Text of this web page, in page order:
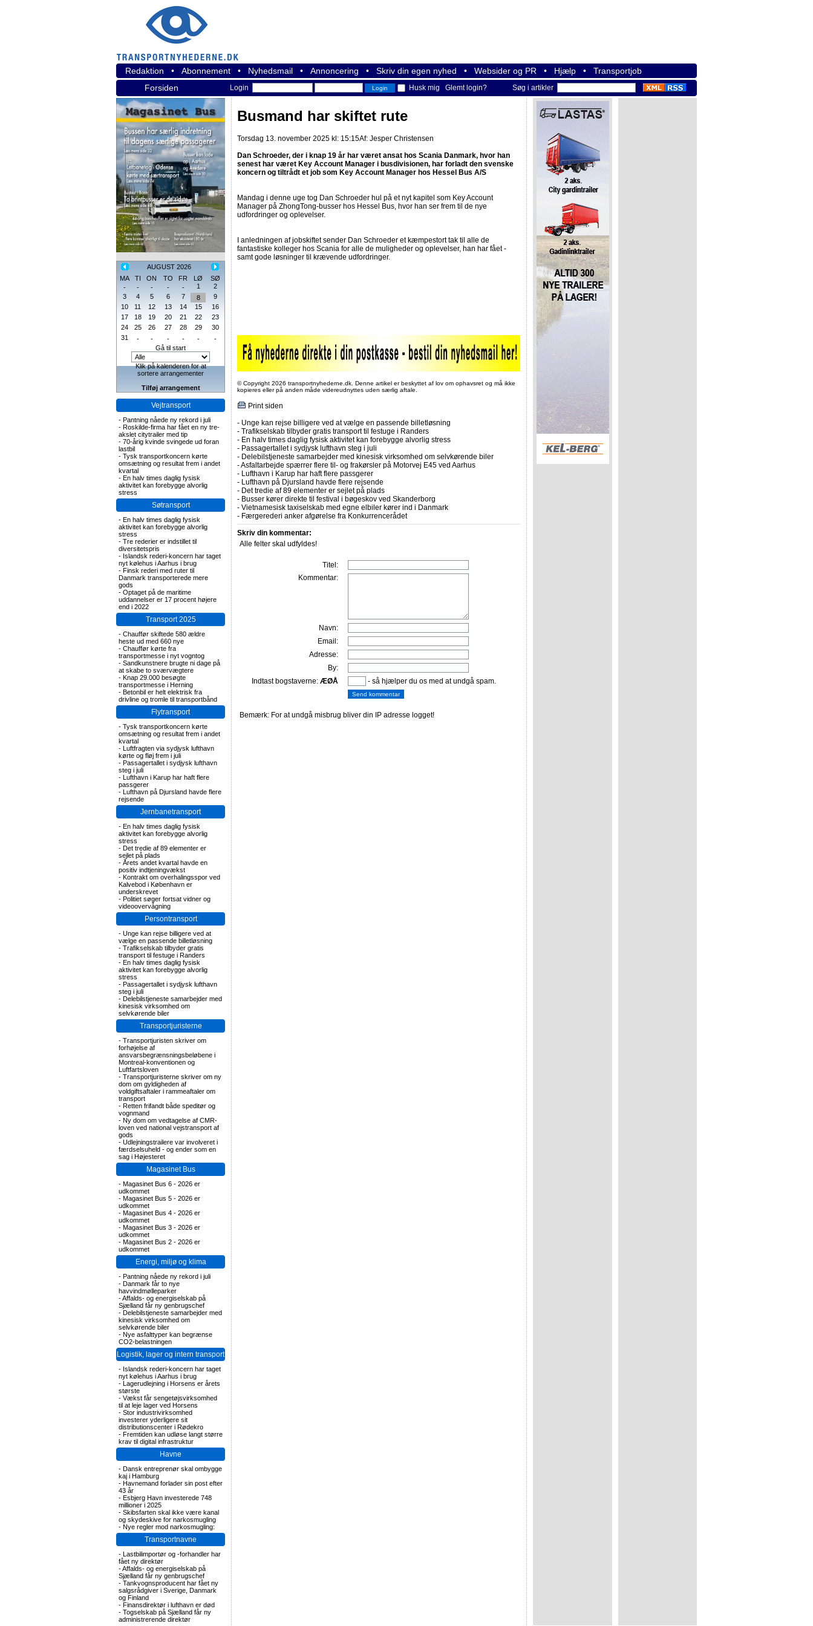
Redaktion • Abonnement • Nyhedsmail • Annoncering • Skriv din egen nyhed • Websider og PR • Hjælp • Transportjob
Forsiden
Login Husk mig Glemt login? Søg i artikler
AUGUST 2026
MA
TI ON TO FR LØ
SØ
-
- - - - 1
2
3
4 5 6 7 8
9
10
11 12 13 14 15
16
17
18 19 20 21 22
23
24
25 26 27 28 29
30
31
- - - - -
-
Gå til start
Klik på kalenderen for at
sortere arrangementer
Tilføj arrangement
Vejtransport
- Pantning nåede ny rekord i juli
- Roskilde-firma har fået en ny tre-
akslet citytrailer med tip
- 70-årig kvinde svingede ud foran
lastbil
- Tysk transportkoncern kørte
omsætning og resultat frem i andet
kvartal
- En halv times daglig fysisk
aktivitet kan forebygge alvorlig
stress
Søtransport
- En halv times daglig fysisk
aktivitet kan forebygge alvorlig
stress
- Tre rederier er indstillet til
diversitetspris
- Islandsk rederi-koncern har taget
nyt kølehus i Aarhus i brug
- Finsk rederi med ruter til
Danmark transporterede mere
gods
- Optaget på de maritime
uddannelser er 17 procent højere
end i 2022
Transport 2025
- Chauffør skiftede 580 ældre
heste ud med 660 nye
- Chauffør kørte fra
transportmesse i nyt vogntog
- Sandkunstnere brugte ni dage på
at skabe to sværvægtere
- Knap 29.000 besøgte
transportmesse i Herning
- Betonbil er helt elektrisk fra
drivline og tromle til transportbånd
Flytransport
- Tysk transportkoncern kørte
omsætning og resultat frem i andet
kvartal
- Luftfragten via sydjysk lufthavn
kørte og fløj frem i juli
- Passagertallet i sydjysk lufthavn
steg i juli
- Lufthavn i Karup har haft flere
passgerer
- Lufthavn på Djursland havde flere
rejsende
Jernbanetransport
- En halv times daglig fysisk
aktivitet kan forebygge alvorlig
stress
- Det tredie af 89 elementer er
sejlet på plads
- Årets andet kvartal havde en
positiv indtjeningvækst
- Kontrakt om overhalingsspor ved
Kalvebod i København er
underskrevet
- Politiet søger fortsat vidner og
videoovervågning
Persontransport
- Unge kan rejse billigere ved at
vælge en passende billetløsning
- Trafikselskab tilbyder gratis
transport til festuge i Randers
- En halv times daglig fysisk
aktivitet kan forebygge alvorlig
stress
- Passagertallet i sydjysk lufthavn
steg i juli
- Delebilstjeneste samarbejder med
kinesisk virksomhed om
selvkørende biler
Transportjuristerne
- Transportjuristen skriver om
forhøjelse af
ansvarsbegrænsningsbeløbene i
Montreal-konventionen og
Luftfartsloven
- Transportjuristerne skriver om ny
dom om gyldigheden af
voldgiftsaftaler i rammeaftaler om
transport
- Retten frifandt både speditør og
vognmand
- Ny dom om vedtagelse af CMR-
loven ved national vejstransport af
gods
- Udlejningstrailere var involveret i
færdselsuheld - og ender som en
sag i Højesteret
Magasinet Bus
- Magasinet Bus 6 - 2026 er
udkommet
- Magasinet Bus 5 - 2026 er
udkommet
- Magasinet Bus 4 - 2026 er
udkommet
- Magasinet Bus 3 - 2026 er
udkommet
- Magasinet Bus 2 - 2026 er
udkommet
Energi, miljø og klima
- Pantning nåede ny rekord i juli
- Danmark får to nye
havvindmølleparker
-Affalds- og energiselskab på
Sjælland får ny genbrugschef
- Delebilstjeneste samarbejder med
kinesisk virksomhed om
selvkørende biler
- Nye asfalttyper kan begrænse
CO2-belastningen
Logistik, lager og intern transport
- Islandsk rederi-koncern har taget
nyt kølehus i Aarhus i brug
- Lagerudlejning i Horsens er årets
største
- Vækst får sengetøjsvirksomhed
til at leje lager ved Horsens
- Stor industrivirksomhed
investerer yderligere sit
distributionscenter i Rødekro
- Fremtiden kan udløse langt større
krav til digital infrastruktur
Havne
- Dansk entreprenør skal ombygge
kaj i Hamburg
- Havnemand forlader sin post efter
43 år
- Esbjerg Havn investerede 748
millioner i 2025
- Skibsfarten skal ikke være kanal
og skydeskive for narkosmugling
- Nye regler mod narkosmugling:
Transportnavne
- Lastbilimportør og -forhandler har
fået ny direktør
-Affalds- og energiselskab på
Sjælland får ny genbrugschef
- Tankvognsproducent har fået ny
salgsrådgiver i Sverige, Danmark
og Finland
- Finansdirektør i lufthavn er død
- Togselskab på Sjælland får ny
administrerende direktør
Busmand har skiftet rute
Torsdag 13. november 2025 kl: 15:15Af: Jesper Christensen
Dan Schroeder, der i knap 19 år har været ansat hos Scania Danmark, hvor han
senest har været Key Account Manager i busdivisionen, har forladt den svenske
koncern og tiltrådt et job som Key Account Manager hos Hessel Bus A/S
Mandag i denne uge tog Dan Schroeder hul på et nyt kapitel som Key Account
Manager på ZhongTong-busser hos Hessel Bus, hvor han ser frem til de nye
udfordringer og oplevelser.
I anledningen af jobskiftet sender Dan Schroeder et kæmpestort tak til alle de
fantastiske kolleger hos Scania for alle de muligheder og oplevelser, han har fået -
samt gode løsninger til krævende udfordringer.
© Copyright 2026 transportnyhederne.dk. Denne artikel er beskyttet af lov om ophavsret og må ikke
kopieres eller på anden måde videreudnyttes uden særlig aftale.
Print siden
- Unge kan rejse billigere ved at vælge en passende billetløsning
- Trafikselskab tilbyder gratis transport til festuge i Randers
- En halv times daglig fysisk aktivitet kan forebygge alvorlig stress
- Passagertallet i sydjysk lufthavn steg i juli
- Delebilstjeneste samarbejder med kinesisk virksomhed om selvkørende biler
-Asfaltarbejde spærrer flere til- og frakørsler på Motorvej E45 ved Aarhus
- Lufthavn i Karup har haft flere passgerer
- Lufthavn på Djursland havde flere rejsende
- Det tredie af 89 elementer er sejlet på plads
- Busser kører direkte til festival i bøgeskov ved Skanderborg
- Vietnamesisk taxiselskab med egne elbiler kører ind i Danmark
- Færgerederi anker afgørelse fra Konkurrencerådet
Skriv din kommentar:
Alle felter skal udfyldes!
Titel:
Kommentar:
Navn:
Email:
Adresse:
By:
Indtast bogstaverne: ÆØÅ - så hjælper du os med at undgå spam.
Bemærk: For at undgå misbrug bliver din IP adresse logget!